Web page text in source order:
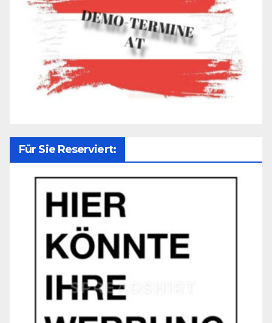
Für Sie Reserviert: